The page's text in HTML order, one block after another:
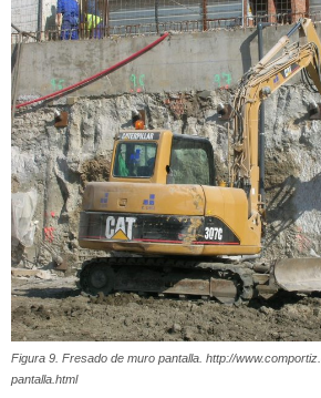
Figura 9. Fresado de muro pantalla. http://
pantalla.html